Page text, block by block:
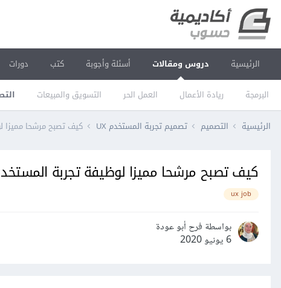
الرئيسية دروس ومقالات
البرمجة ريادة الأعمال العمل الحر التسويق والمبيعات
أسئلة وأجوبة كتب دورات
الرئيسية التصميم تصميم تجربة المستخدم UX كيف تصبح مرشحا مميزا
كيف تصبح مرشحا مميزا لوظيفة تجربة
ux job
بواسطة فرح أبو عودة
6 يونيو 2020